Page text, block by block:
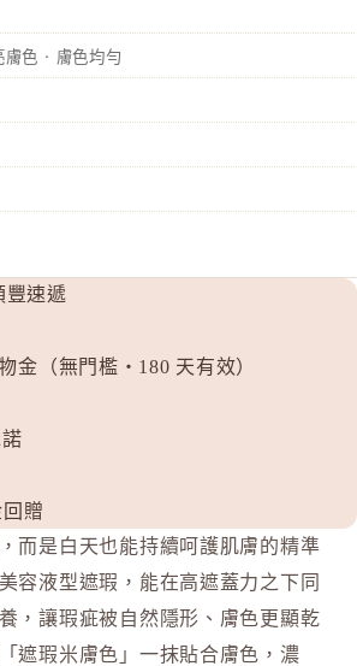
膚色 · 膚色均勻
豐速遞
金（無門檻・180 天有效）
贈
而是白天也能持續呵護肌膚的精準
容液型遮瑕，能在高遮蓋力之下同
，讓瑕疵被自然隱形、膚色更顯乾
遮瑕米膚色」一抹貼合膚色，濃